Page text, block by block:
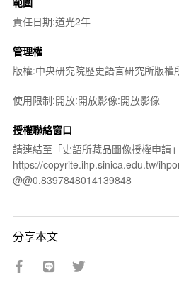
責任日期:道光2年
管理權
版權:中央研究院歷史語言研究所版權
使用限制:開放:開放影像:開放影像
授權聯絡窗口
請連結至「史語所藏品圖像授權申請
https://copyrite.ihp.sinica.edu.tw/
@@0.8397848014139848
分享本文